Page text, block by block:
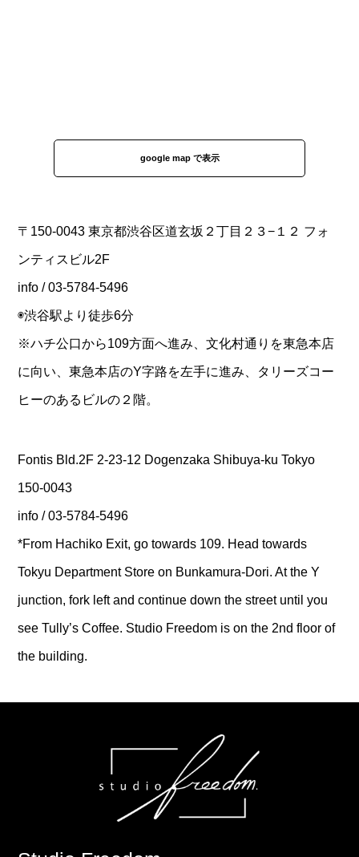
google map で表示
〒150-0043 東京都渋谷区道玄坂２丁目２３−１２ フォ
ンティスビル2F
info / 03-5784-5496
◉渋谷駅より徒歩6分
※ハチ公口から109方面へ進み、文化村通りを東急本店
に向い、東急本店のY字路を左手に進み、タリーズコー
ヒーのあるビルの２階。
Fontis Bld.2F 2-23-12 Dogenzaka Shibuya-ku Tokyo
150-0043
info / 03-5784-5496
*From Hachiko Exit, go towards 109. Head towards
Tokyu Department Store on Bunkamura-Dori. At the Y
junction, fork left and continue down the street until you
see Tully’s Coffee. Studio Freedom is on the 2nd floor of
the building.